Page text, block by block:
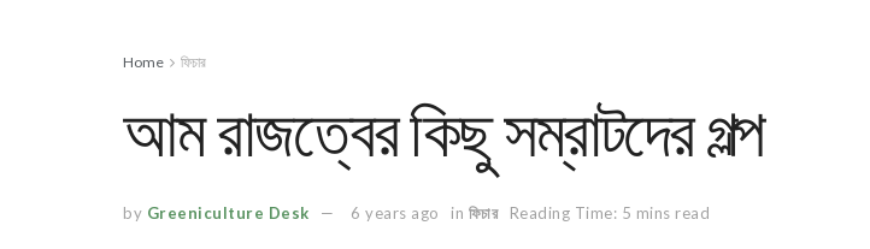
Home ফিচার
আম রাজত্বের কিছু সম্রাটদের গল্প
by Greeniculture Desk 6 years ago in ফিচার Reading Time: 5 mins read